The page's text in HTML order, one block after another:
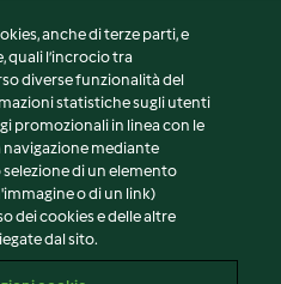
anche di terze parti, e
quali l’incrocio tra
diverse funzionalità del
statistiche sugli utenti
promozionali in linea con le
navigazione mediante
selezione di un elemento
o di un link)
dei cookies e delle altre
dal sito.